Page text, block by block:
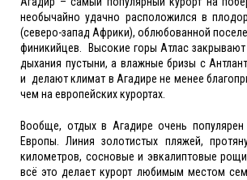
необычайно удачно расположился в
(северо-запад Африки), облюбованной
финикийцев. Высокие горы Атлас
дыхания пустыни, а влажные бризы с
и делают климат в Агадире не менее
чем на европейских курортах.
Вообще, отдых в Агадире очень популярен
Европы. Линия золотистых пляжей,
километров, сосновые и эвкалиптовые
всё это делает курорт любимым местом